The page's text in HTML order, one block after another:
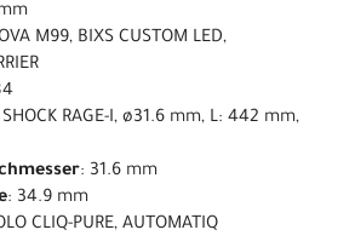
M99, BIXS CUSTOM LED,
RAGE-I, ø31.6 mm, L: 442 mm,
: 31.6 mm
: 34.9 mm
CLIQ-PURE, AUTOMATIQ